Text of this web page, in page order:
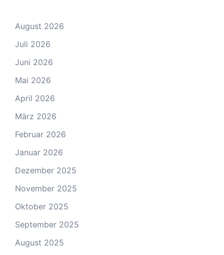
August 2026
Juli 2026
Juni 2026
Mai 2026
April 2026
März 2026
Februar 2026
Januar 2026
Dezember 2025
November 2025
Oktober 2025
September 2025
August 2025